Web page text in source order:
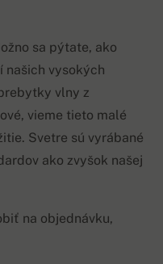
sa pýtate, ako
našich vysokých
vlny z
vieme tieto malé
Svetre sú vyrábané
ako zvyšok našej
na objednávku,